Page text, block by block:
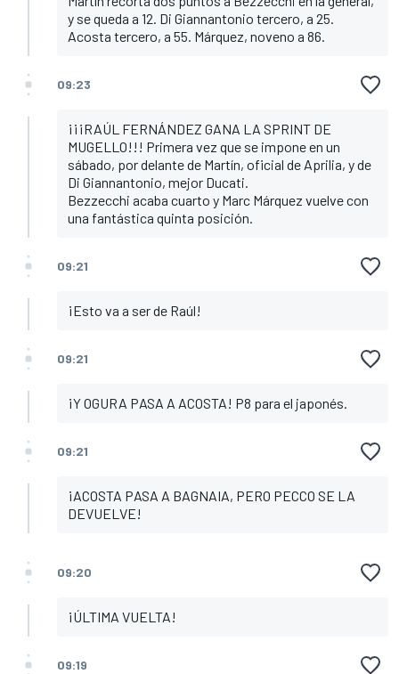
y se queda a 12. Di Giannantonio tercero, a 25.
Acosta tercero, a 55. Márquez, noveno a 86.
09:23
¡¡¡RAÚL FERNÁNDEZ GANA LA SPRINT DE
MUGELLO!!! Primera vez que se impone en un
sábado, por delante de Martín, oficial de Aprilia, y de
Di Giannantonio, mejor Ducati.
Bezzecchi acaba cuarto y Marc Márquez vuelve con
una fantástica quinta posición.
09:21
¡Esto va a ser de Raúl!
09:21
¡Y OGURA PASA A ACOSTA! P8 para el japonés.
09:21
¡ACOSTA PASA A BAGNAIA, PERO PECCO SE LA
DEVUELVE!
09:20
¡ÚLTIMA VUELTA!
09:19